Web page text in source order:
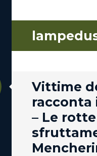
Vittime
racconta
– Le
Standard